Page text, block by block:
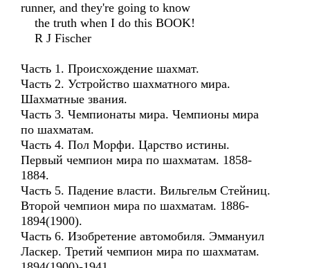
runner, and they're going to know
the truth when I do this BOOK!
R J Fischer
Часть 1. Происхождение шахмат.
Часть 2. Устройство шахматного мира.
Шахматные звания.
Часть 3. Чемпионаты мира. Чемпионы мира
по шахматам.
Часть 4. Пол Морфи. Царство истины.
Первый чемпион мира по шахматам. 1858-
1884.
Часть 5. Падение власти. Вильгельм Стейниц.
Второй чемпион мира по шахматам. 1886-
1894(1900).
Часть 6. Изобретение автомобиля. Эммануил
Ласкер. Третий чемпион мира по шахматам.